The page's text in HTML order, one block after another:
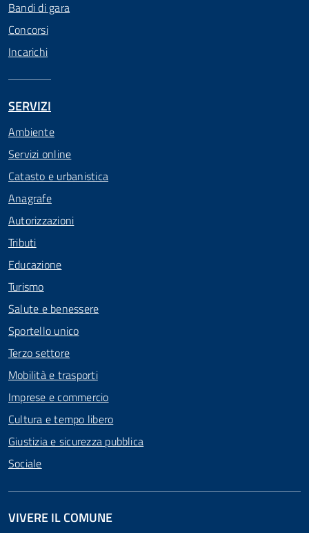
Bandi di gara
Concorsi
Incarichi
SERVIZI
Ambiente
Servizi online
Catasto e urbanistica
Anagrafe
Autorizzazioni
Tributi
Educazione
Turismo
Salute e benessere
Sportello unico
Terzo settore
Mobilità e trasporti
Imprese e commercio
Cultura e tempo libero
Giustizia e sicurezza pubblica
Sociale
VIVERE IL COMUNE